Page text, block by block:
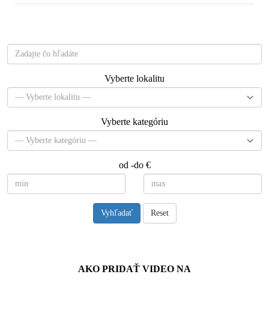
Vyberte lokalitu
Vyberte kategóriu
od -do €
Vyhľadať Reset
AKO PRIDAŤ VIDEO NA